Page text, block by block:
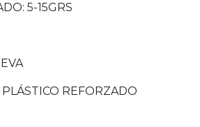
5-15GRS
REFORZADO